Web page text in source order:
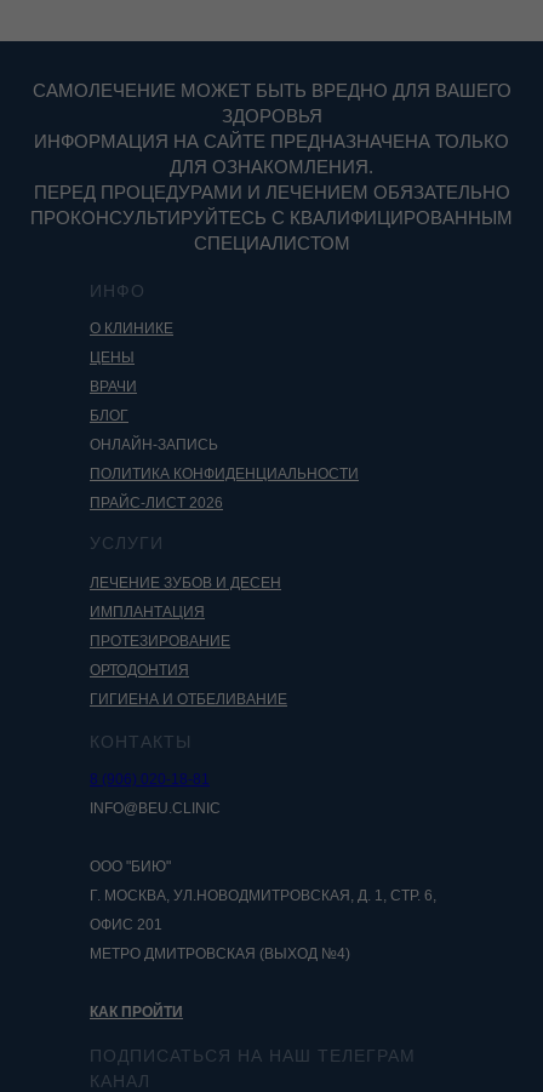
САМОЛЕЧЕНИЕ МОЖЕТ БЫТЬ ВРЕДНО ДЛЯ ВАШЕГО
ЗДОРОВЬЯ
ИНФОРМАЦИЯ НА САЙТЕ ПРЕДНАЗНАЧЕНА ТОЛЬКО
ДЛЯ ОЗНАКОМЛЕНИЯ.
ПЕРЕД ПРОЦЕДУРАМИ И ЛЕЧЕНИЕМ ОБЯЗАТЕЛЬНО
ПРОКОНСУЛЬТИРУЙТЕСЬ С КВАЛИФИЦИРОВАННЫМ
СПЕЦИАЛИСТОМ
ИНФО
О КЛИНИКЕ
ЦЕНЫ
ВРАЧИ
БЛОГ
ОНЛАЙН-ЗАПИСЬ
ПОЛИТИКА КОНФИДЕНЦИАЛЬНОСТИ
ПРАЙС-ЛИСТ 2026
УСЛУГИ
ЛЕЧЕНИЕ ЗУБОВ И ДЕСЕН
ИМПЛАНТАЦИЯ
ПРОТЕЗИРОВАНИЕ
ОРТОДОНТИЯ
ГИГИЕНА И ОТБЕЛИВАНИЕ
КОНТАКТЫ
8 (906) 020-18-81
INFO@BEU.CLINIC
ООО "БИЮ"
Г. МОСКВА, УЛ.НОВОДМИТРОВСКАЯ, Д. 1, СТР. 6,
ОФИС 201
МЕТРО ДМИТРОВСКАЯ (ВЫХОД №4)
КАК ПРОЙТИ
ПОДПИСАТЬСЯ НА НАШ ТЕЛЕГРАМ
КАНАЛ